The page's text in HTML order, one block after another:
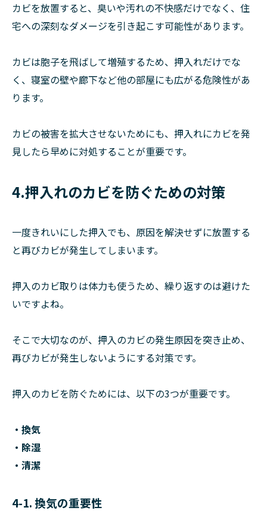
カビを放置すると、臭いや汚れの不快感だけでなく、住
宅への深刻なダメージを引き起こす可能性があります。
カビは胞子を飛ばして増殖するため、押入れだけでな
く、寝室の壁や廊下など他の部屋にも広がる危険性があ
ります。
カビの被害を拡大させないためにも、押入れにカビを発
見したら早めに対処することが重要です。
4.押入れのカビを防ぐための対策
一度きれいにした押入でも、原因を解決せずに放置する
と再びカビが発生してしまいます。
押入のカビ取りは体力も使うため、繰り返すのは避けた
いですよね。
そこで大切なのが、押入のカビの発生原因を突き止め、
再びカビが発生しないようにする対策です。
押入のカビを防ぐためには、以下の3つが重要です。
・換気
・除湿
・清潔
4-1. 換気の重要性